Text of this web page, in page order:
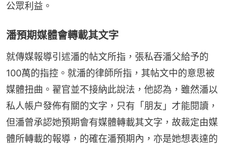
公眾利益。
潘預期媒體會轉載其文字
就傳媒報導引述潘的帖文所指，張私吞潘父給予的
100萬的指控。就潘的律師所指，其帖文中的意思被
媒體扭曲。翟官並不接納此說法，他認為，雖然潘以
私人帳户發佈有關的文字，只有「朋友」才能閱讀，
但潘曾承認她預期會有媒體轉載其文字，故裁定由媒
體所轉載的報導，的確在潘預期內，亦是她想表達的